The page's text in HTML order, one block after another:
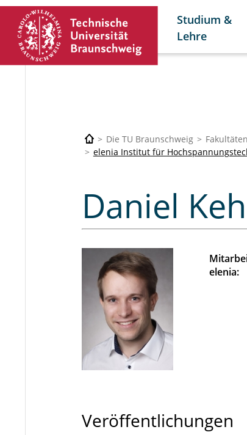
Studium &
Lehre
Die TU Braunschweig Fakultäten
elenia Institut für
Kehl
Daniel
elenia:
Veröffentlichungen